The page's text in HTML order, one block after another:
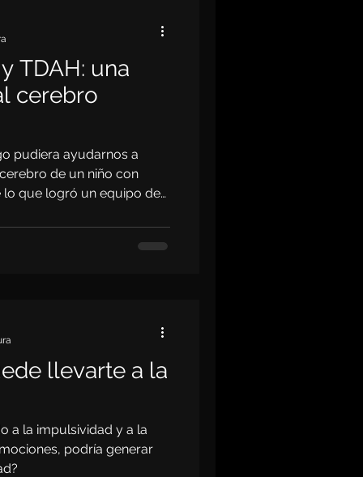
TDAH: una
cerebro
pudiera ayudarnos a
de un niño con
lo que logró un equipo de
resonancia magnética
a niños con diagnóstico
llevarte a la
a la impulsividad y a la
podría generar